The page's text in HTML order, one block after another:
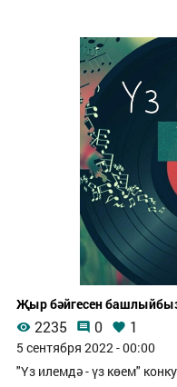
Җыр бәйгесен
2235 0 1
5 сентября 2022 - 00:00
"Үз илемдә - үз көем"